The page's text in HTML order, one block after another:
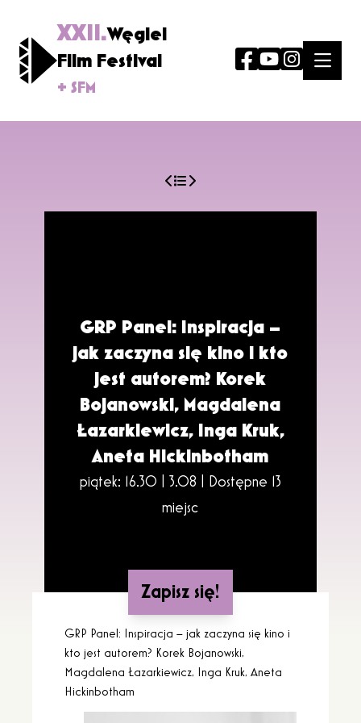
XXII.Węgiel
Film Festival
+ SFM
GRP Panel: Inspiracja –
jak zaczyna się kino i kto
jest autorem? Korek
Bojanowski, Magdalena
Łazarkiewicz, Inga Kruk,
Aneta Hickinbotham
piątek: 16.30 | 3.08 |
Dostępne 13
miejsc
Zapisz się!
GRP Panel: Inspiracja – jak zaczyna się kino i
kto jest autorem? Korek Bojanowski,
Magdalena Łazarkiewicz, Inga Kruk, Aneta
Hickinbotham